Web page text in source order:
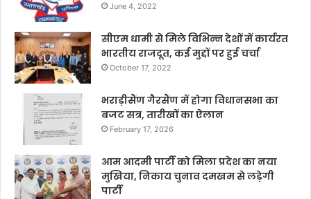
June 4, 2022
सीएम धामी से मिले विभिन्न देशों में कार्यरत
भारतीय राजदूत, कई मुद्दों पर हुई चर्चा
October 17, 2022
भराड़ीसैंण गैरसैंण में होगा विधानसभा का
बजट सत्र, तारीखों का ऐलान
February 17, 2026
आम आदमी पार्टी को मिला प्रदेश का नया
मुखिया, निकाय चुनाव दमखम से लड़ेगी
पार्टी